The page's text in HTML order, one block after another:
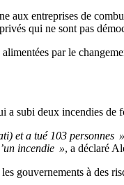
aux entreprises de
qui ne sont pas
par le
subi deux incendies
et a tué 103 personnes »
incendie », a déclaré
gouvernements à des